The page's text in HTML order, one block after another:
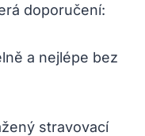
doporučení:
a nejlépe bez
stravovací